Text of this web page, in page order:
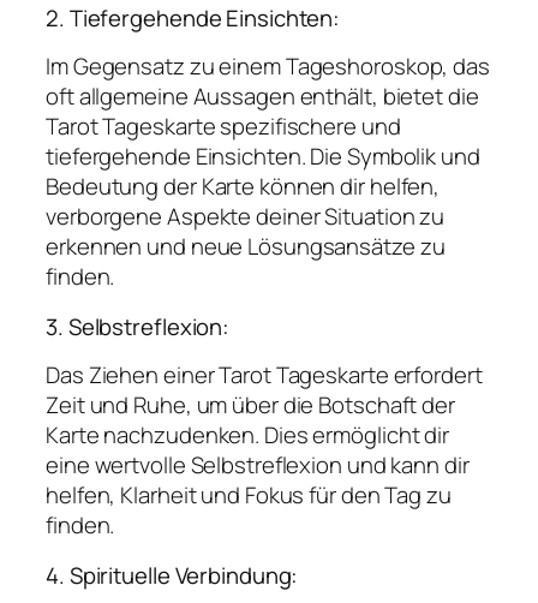
2. Tiefergehende Einsichten:
Im Gegensatz zu einem Tageshoroskop, das
oft allgemeine Aussagen enthält, bietet die
Tarot Tageskarte spezifischere und
tiefergehende Einsichten. Die Symbolik und
Bedeutung der Karte können dir helfen,
verborgene Aspekte deiner Situation zu
erkennen und neue Lösungsansätze zu
finden.
3. Selbstreflexion:
Das Ziehen einer Tarot Tageskarte erfordert
Zeit und Ruhe, um über die Botschaft der
Karte nachzudenken. Dies ermöglicht dir
eine wertvolle Selbstreflexion und kann dir
helfen, Klarheit und Fokus für den Tag zu
finden.
4. Spirituelle Verbindung: